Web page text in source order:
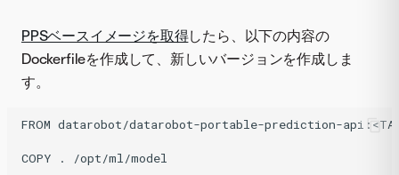
PPSベースイメージを取得したら、以下の内容の
Dockerfileを作成して、新しいバージョンを作成しま
す。
FROM datarobot/datarobot-portable-prediction-
COPY . /opt/ml/model